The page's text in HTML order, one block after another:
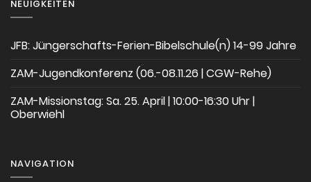
NEUIGKEITEN
JFB: Jüngerschafts-Ferien-Bibelschule(n) 14-99 Jahre
ZAM-Jugendkonferenz (06.-08.11.26 | CGW-Rehe)
ZAM-Missionstag: Sa. 25. April | 10:00-16:30 Uhr |
Oberwiehl
NAVIGATION